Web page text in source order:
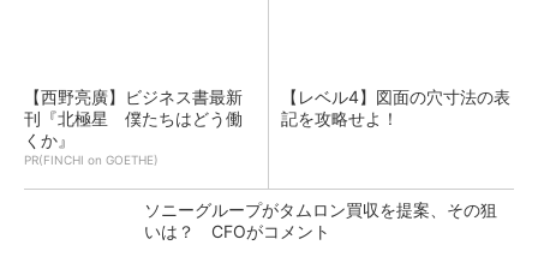
【西野亮廣】ビジネス書最新
刊『北極星 僕たちはどう働
くか』
PR(FINCHI on GOETHE)
【レベル4】図面の穴寸法の表
記を攻略せよ！
ソニーグループがタムロン買収を提案、その狙
いは？ CFOがコメント